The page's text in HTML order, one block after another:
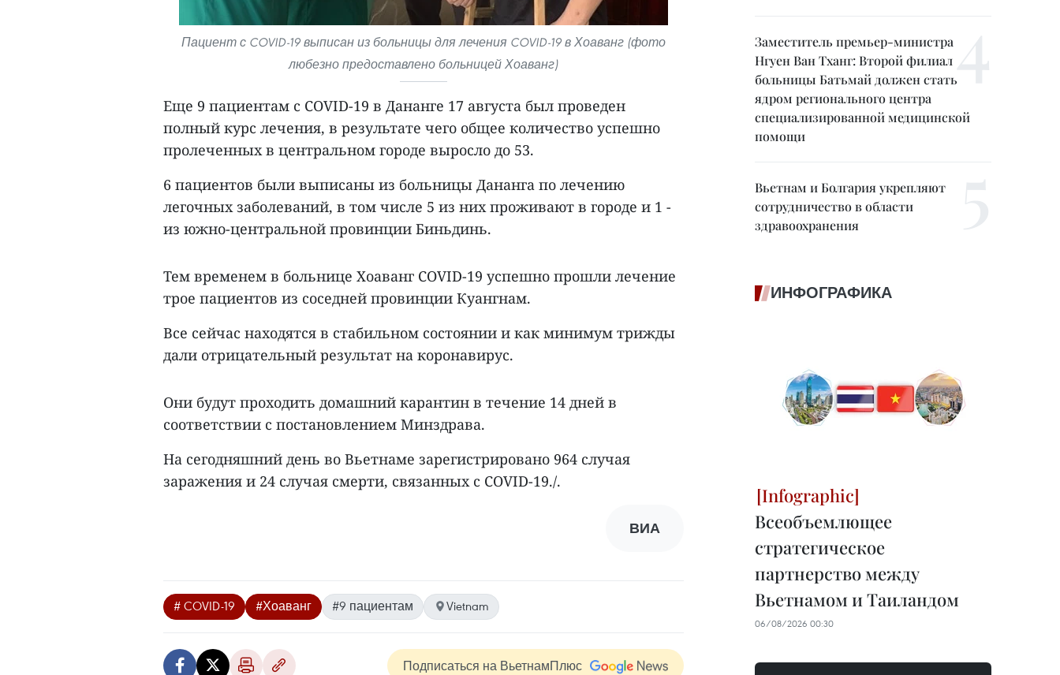
Пациент с COVID-19 выписан из больницы для лечения COVID-19 в Хоаванг (фото
любезно предоставлено больницей Хоаванг)
Еще 9 пациентам с COVID-19 в Дананге 17 августа был проведен
полный курс лечения, в результате чего общее количество успешно
пролеченных в центральном городе выросло до 53.
6 пациентов были выписаны из больницы Дананга по лечению
легочных заболеваний, в том числе 5 из них проживают в городе и 1 -
из южно-центральной провинции Биньдинь.
Тем временем в больнице Хоаванг COVID-19 успешно прошли лечение
трое пациентов из соседней провинции Куангнам.
Все сейчас находятся в стабильном состоянии и как минимум трижды
дали отрицательный результат на коронавирус.
Они будут проходить домашний карантин в течение 14 дней в
соответствии с постановлением Минздрава.
На сегодняшний день во Вьетнаме зарегистрировано 964 случая
заражения и 24 случая смерти, связанных с COVID-19./.
ВИА
# COVID-19 #Хоаванг #9 пациентам Vietnam
Подписаться на ВьетнамПлюс
Заместитель премьер-министра
Нгуен Ван Тханг: Второй филиал
больницы Батьмай должен стать
ядром регионального центра
специализированной медицинской
помощи
Вьетнам и Болгария укрепляют
сотрудничество в области
здравоохранения
ИНФОГРАФИКА
Всеобъемлющее
стратегическое
партнерство между
Вьетнамом и Таиландом
06/08/2026 00:30